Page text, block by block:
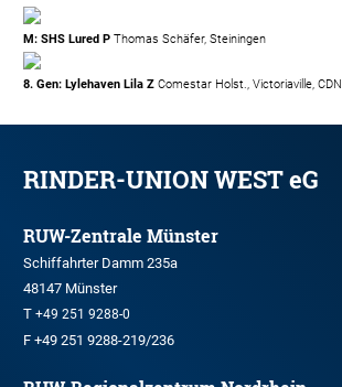
M: SHS Lured P Thomas Schäfer, Steiningen
8. Gen: Lylehaven Lila Z Comestar Holst., Victoriaville, CDN
RINDER-UNION WEST eG
RUW-Zentrale Münster
Schiffahrter Damm 235a
48147 Münster
T +49 251 9288-0
F +49 251 9288-219/236